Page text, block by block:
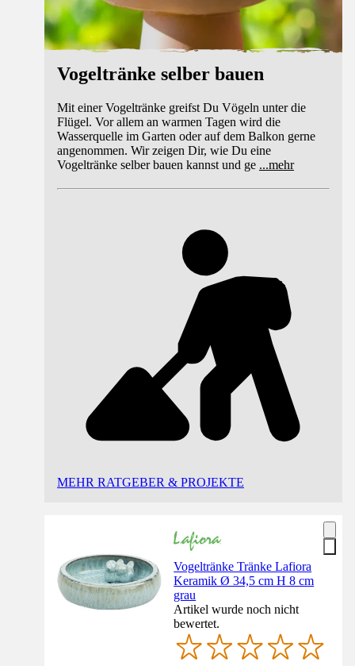
Vogeltränke selber bauen
Mit einer Vogeltränke greifst Du Vögeln unter die
Flügel. Vor allem an warmen Tagen wird die
Wasserquelle im Garten oder auf dem Balkon gerne
angenommen. Wir zeigen Dir, wie Du eine
Vogeltränke selber bauen kannst und ge ...mehr
MEHR RATGEBER & PROJEKTE
Vogeltränke Tränke Lafiora
Keramik Ø 34,5 cm H 8 cm
grau
Artikel wurde noch nicht
bewertet.